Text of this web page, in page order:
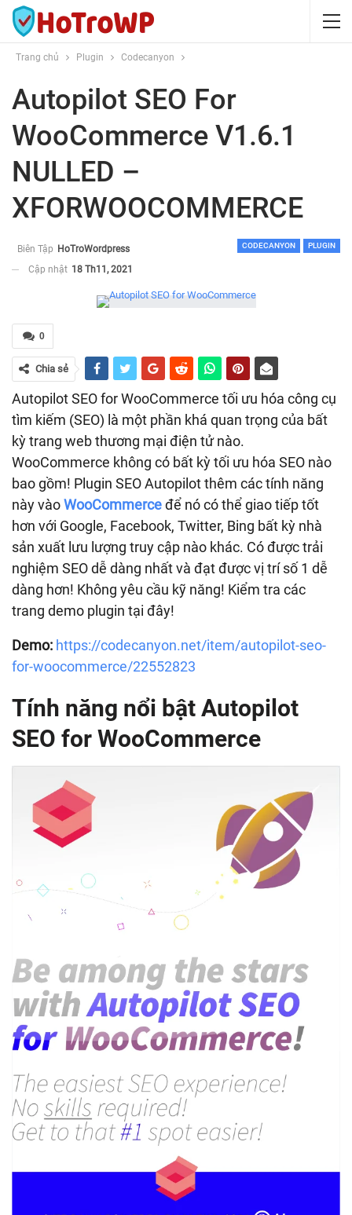
Trang chủ Plugin Codecanyon
Autopilot SEO For
WooCommerce V1.6.1
NULLED –
XFORWOOCOMMERCE
CODECANYON PLUGIN
Biên Tập HoTroWordpress
Cập nhật 18 Th11, 2021
0
Chia sẻ
Autopilot SEO for WooCommerce tối ưu hóa công cụ
tìm kiếm (SEO) là một phần khá quan trọng của bất
kỳ trang web thương mại điện tử nào.
WooCommerce không có bất kỳ tối ưu hóa SEO nào
bao gồm! Plugin SEO Autopilot thêm các tính năng
này vàoWooCommerceđể nó có thể giao tiếp tốt
hơn với Google, Facebook, Twitter, Bing bất kỳ nhà
sản xuất lưu lượng truy cập nào khác. Có được trải
nghiệm SEO dễ dàng nhất và đạt được vị trí số 1 dễ
dàng hơn! Không yêu cầu kỹ năng! Kiểm tra các
trang demo plugin tại đây!
Demo: https://codecanyon.net/item/autopilot-seo-
for-woocommerce/22552823
Tính năng nổi bật Autopilot
SEO for WooCommerce